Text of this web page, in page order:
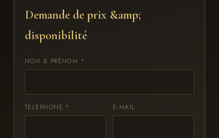
Demande de prix &amp;
disponibilité
NOM & PRÉNOM *
TÉLÉPHONE * E-MAIL